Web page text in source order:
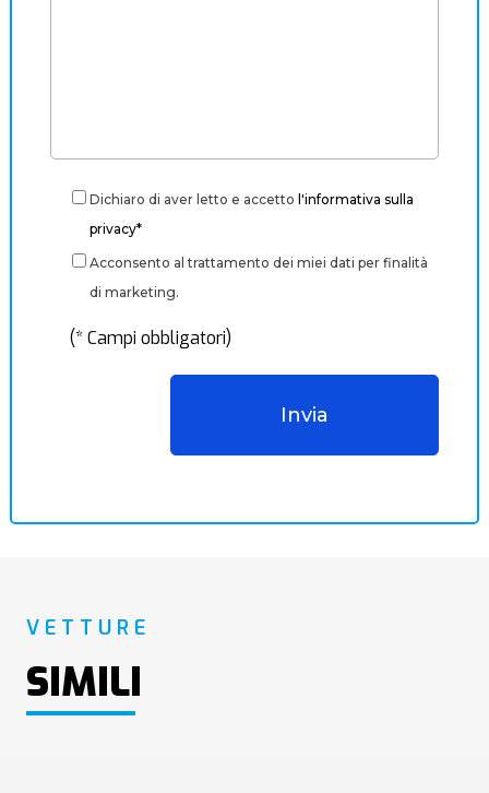
Dichiaro di aver letto e accetto l'informativa sulla
privacy*
Acconsento al trattamento dei miei dati per finalità
di marketing.
(* Campi obbligatori)
VETTURE
SIMILI